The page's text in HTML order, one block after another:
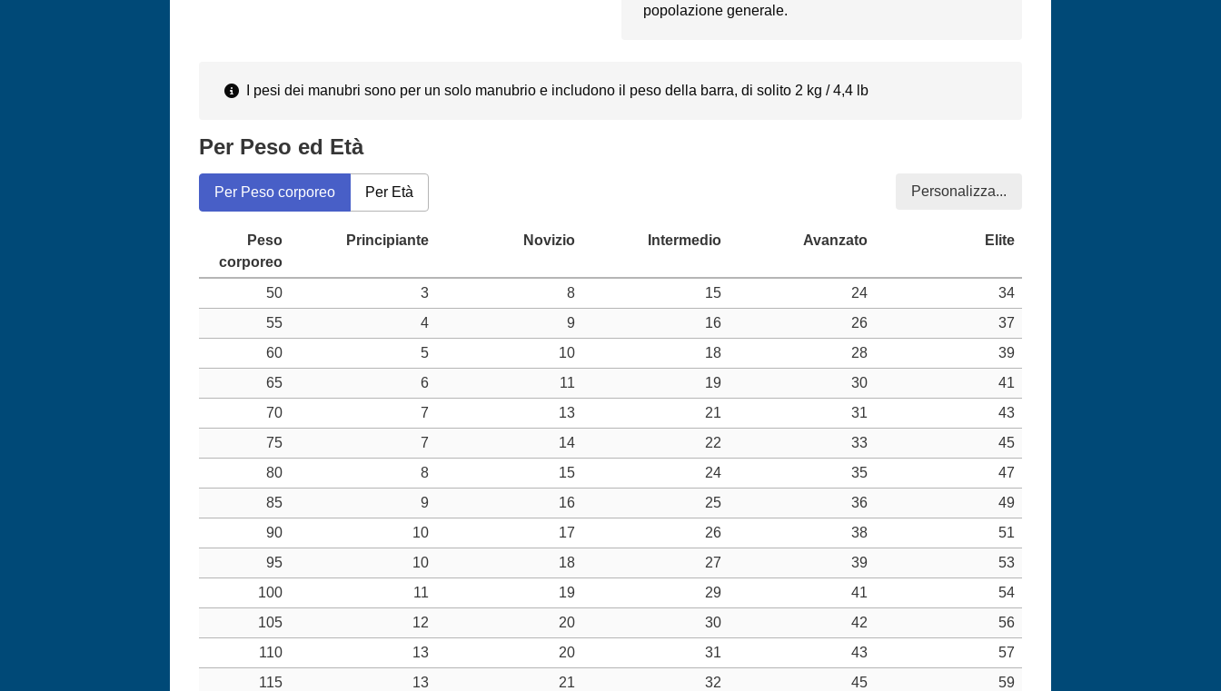
popolazione generale.
I pesi dei manubri sono per un solo manubrio e includono il peso della barra, di solito 2 kg / 4,4 lb
Per Peso ed Età
Per Peso corporeo Per Età Personalizza...
50 3 8 15 24
34
55
4 9 16 26
37
60
5 10 18 28
39
65
6 11 19 30
41
70
7 13 21 31
43
75
7 14 22 33
45
80
8 15 24 35
47
85
9 16 25 36
49
90
10 17 26 38
51
95
10 18 27 39
53
100
11 19 29 41
54
105
12 20 30 42
56
110
13 20 31 43
57
115
13 21 32 45
59